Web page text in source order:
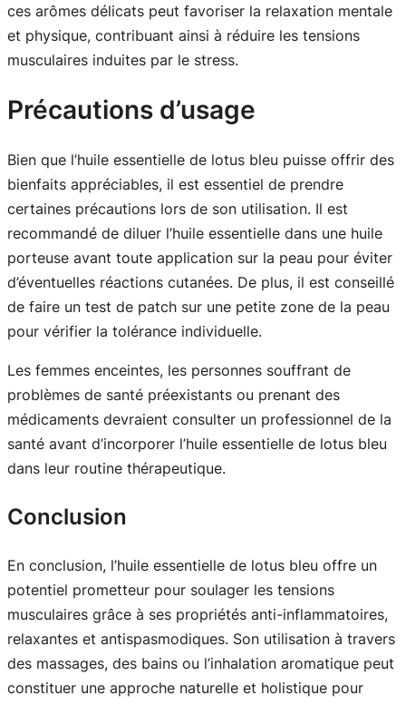
ces arômes délicats peut favoriser la relaxation mentale
et physique, contribuant ainsi à réduire les tensions
musculaires induites par le stress.
Précautions d’usage
Bien que l’huile essentielle de lotus bleu puisse offrir des
bienfaits appréciables, il est essentiel de prendre
certaines précautions lors de son utilisation. Il est
recommandé de diluer l’huile essentielle dans une huile
porteuse avant toute application sur la peau pour éviter
d’éventuelles réactions cutanées. De plus, il est conseillé
de faire un test de patch sur une petite zone de la peau
pour vérifier la tolérance individuelle.
Les femmes enceintes, les personnes souffrant de
problèmes de santé préexistants ou prenant des
médicaments devraient consulter un professionnel de la
santé avant d’incorporer l’huile essentielle de lotus bleu
dans leur routine thérapeutique.
Conclusion
En conclusion, l’huile essentielle de lotus bleu offre un
potentiel prometteur pour soulager les tensions
musculaires grâce à ses propriétés anti-inflammatoires,
relaxantes et antispasmodiques. Son utilisation à travers
des massages, des bains ou l’inhalation aromatique peut
constituer une approche naturelle et holistique pour